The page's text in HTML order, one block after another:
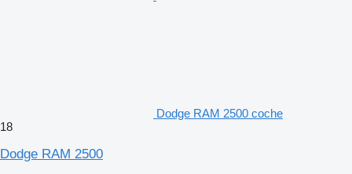
Dodge RAM 2500 coche
18
Dodge RAM 2500